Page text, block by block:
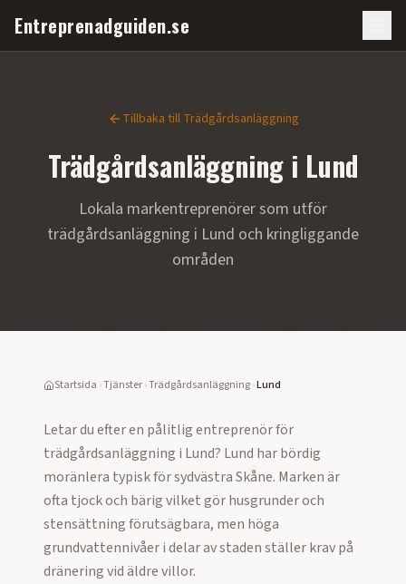
Entreprenadguiden.se
Tillbaka till Trädgårdsanläggning
Trädgårdsanläggningi Lund
Lokala markentreprenörer som utför
trädgårdsanläggning i Lund och kringliggande
områden
Startsida ›Tjänster›Trädgårdsanläggning›Lund
Letar du efter en pålitlig entreprenör för
trädgårdsanläggning i Lund? Lund har bördig
moränlera typisk för sydvästra Skåne. Marken är
ofta tjock och bärig vilket gör husgrunder och
stensättning förutsägbara, men höga
grundvattennivåer i delar av staden ställer krav på
dränering vid äldre villor.